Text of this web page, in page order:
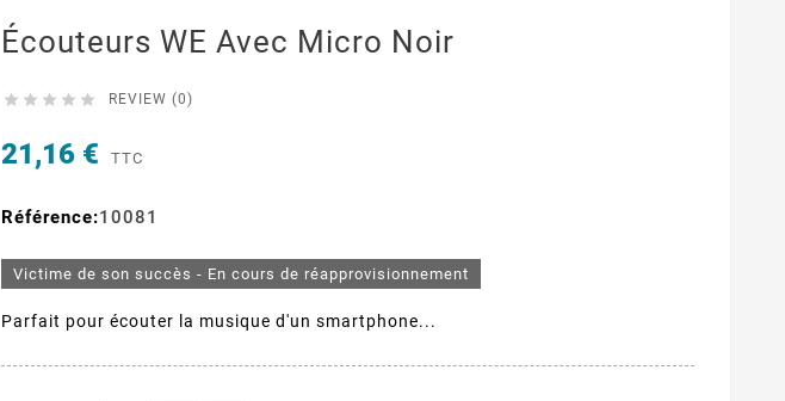
Écouteurs WE Avec Micro Noir
     REVIEW (0)
21,16 € TTC
Référence:10081
Victime de son succès - En cours de réapprovisionnement
Parfait pour écouter la musique d'un smartphone...